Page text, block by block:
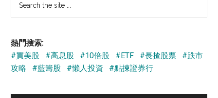
...
熱門搜索:
#買美股
#高息股 #10倍股 #ETF #長揸股票
#跌市
攻略
#藍籌股 #懶人投資 #點揀證券行